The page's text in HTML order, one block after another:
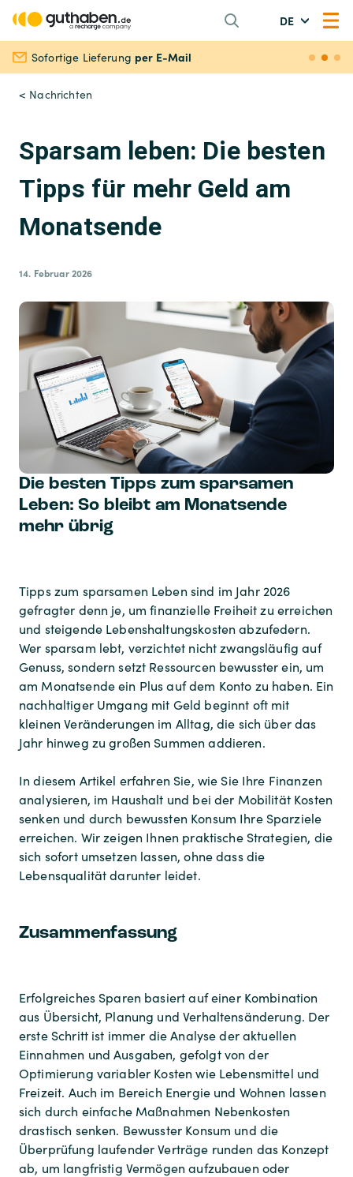
DE
Sofortige Lieferung per E-Mail
< Nachrichten
Sparsam leben: Die besten
Tipps für mehr Geld am
Monatsende
14. Februar 2026
Die besten Tipps zum sparsamen
Leben: So bleibt am Monatsende
mehr übrig
Tipps zum sparsamen Leben sind im Jahr 2026
gefragter denn je, um finanzielle Freiheit zu erreichen
und steigende Lebenshaltungskosten abzufedern.
Wer sparsam lebt, verzichtet nicht zwangsläufig auf
Genuss, sondern setzt Ressourcen bewusster ein, um
am Monatsende ein Plus auf dem Konto zu haben. Ein
nachhaltiger Umgang mit Geld beginnt oft mit
kleinen Veränderungen im Alltag, die sich über das
Jahr hinweg zu großen Summen addieren.
In diesem Artikel erfahren Sie, wie Sie Ihre Finanzen
analysieren, im Haushalt und bei der Mobilität Kosten
senken und durch bewussten Konsum Ihre Sparziele
erreichen. Wir zeigen Ihnen praktische Strategien, die
sich sofort umsetzen lassen, ohne dass die
Lebensqualität darunter leidet.
Zusammenfassung
Erfolgreiches Sparen basiert auf einer Kombination
aus Übersicht, Planung und Verhaltensänderung. Der
erste Schritt ist immer die Analyse der aktuellen
Einnahmen und Ausgaben, gefolgt von der
Optimierung variabler Kosten wie Lebensmittel und
Freizeit. Auch im Bereich Energie und Wohnen lassen
sich durch einfache Maßnahmen Nebenkosten
drastisch senken. Bewusster Konsum und die
Überprüfung laufender Verträge runden das Konzept
ab, um langfristig Vermögen aufzubauen oder